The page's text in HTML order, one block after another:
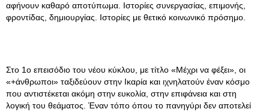
αφήνουν καθαρό αποτύπωμα. Ιστορίες συνεργασίας, επιμονής,
φροντίδας, δημιουργίας. Ιστορίες με θετικό κοινωνικό πρόσημο.
Στο 1ο επεισόδιο του νέου κύκλου, με τίτλο «Μέχρι να φέξει», οι
«+άνθρωποι» ταξιδεύουν στην Ικαρία και ιχνηλατούν έναν κόσμο
που αντιστέκεται ακόμη στην ευκολία, στην επιφάνεια και στη
λογική του θεάματος. Έναν τόπο όπου το πανηγύρι δεν αποτελεί